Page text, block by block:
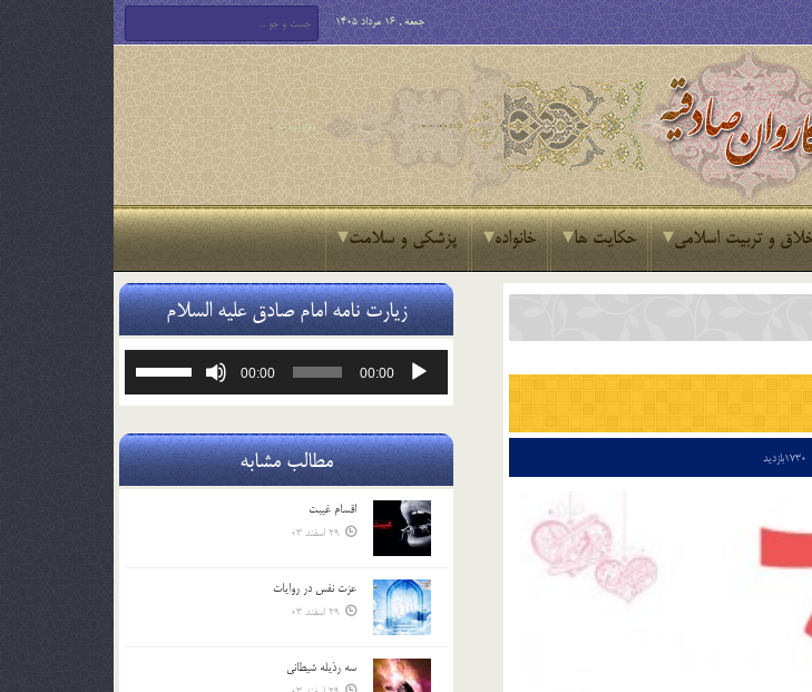
جمعه , 16 مرداد 1405
و تربیت اسلامی حکایت ها خانواده پزشکی و سلامت
زیارت نامه امام صادق علیه السلام
پخش‌کننده
00:00
00:00
یا
صدا
کلیدهای
مطالب مشابه
اقسام غيبت
29 اسفند 03
عزت نفس در روايات
29 اسفند 03
سه رذیله شیطانی